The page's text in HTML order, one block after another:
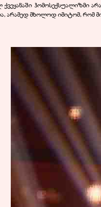
ჰომოსექსუალიზმი
არამედ მხოლოდ იმიტომ, რომ